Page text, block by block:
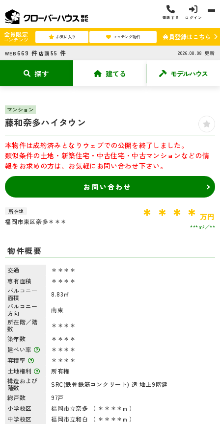
電話する ログイン
会員限定
コンテンツ お気に入り マッチング物件 会員登録はこちら
WEB 669 件 店頭 55 件 2026.08.08 更新
探す 建てる モデルハウス
マンション
藤和奈多ハイタウン
本物件は成約済みとなりウェブでの公開を終了しました。
類似条件の土地・新築住宅・中古住宅・中古マンションなどの情
報をお求めの方は、お気軽にお問い合わせ下さい。
お問い合わせ
所在地
福岡市東区奈多＊＊＊ ＊＊＊＊ 万円
***m² **
物件概要
交通
＊＊＊＊
専有面積
＊＊＊＊
バルコニー
面積
8.83㎡
バルコニー
方向
南東
所在階／階
数
＊＊＊＊
築年数
＊＊＊＊
建ぺい率
＊＊＊＊
容積率
＊＊＊＊
土地権利
所有権
構造および
階数
SRC(鉄骨鉄筋コンクリート) 造 地上9階建
総戸数
97戸
小学校区
福岡市立奈多 （ ＊＊＊＊m ）
中学校区
福岡市立和白 （ ＊＊＊＊m ）